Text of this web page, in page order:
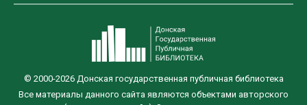
© 2000-2026 Донская государственная публичная библиотека
Все материалы данного сайта являются объектами авторского